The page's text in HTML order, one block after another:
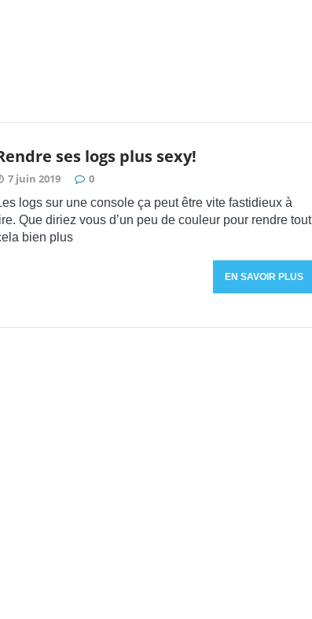
ses logs plus sexy!
7 juin 2019 0
logs sur une console ça peut être vite fastidieux à
Que diriez vous d’un peu de couleur pour rendre tout
bien plus
EN SAVOIR PLUS